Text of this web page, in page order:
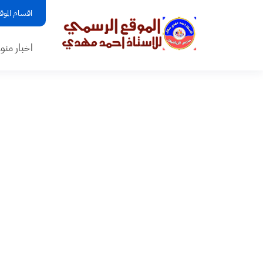
اقسام
اخبار